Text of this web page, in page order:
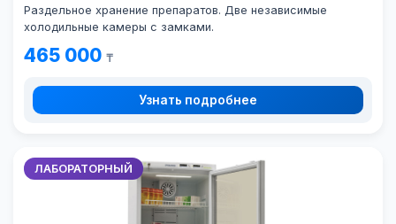
Раздельное хранение препаратов. Две независимые
холодильные камеры с замками.
465 000 ₸
Узнать подробнее
ЛАБОРАТОРНЫЙ